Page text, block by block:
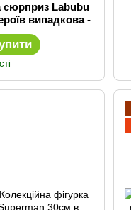
сюрприз Labubu
випадкова -